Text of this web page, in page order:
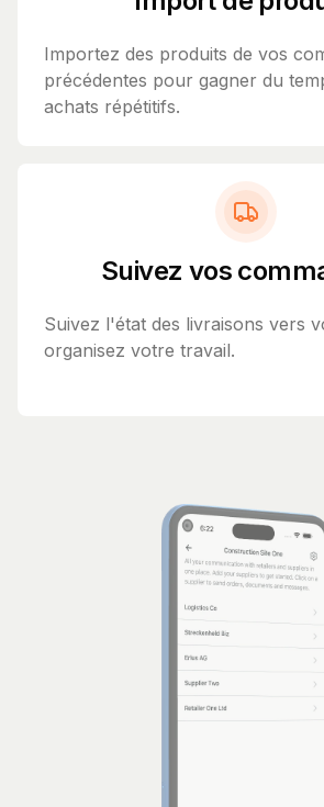
Importez des produits de vos
précédentes pour gagner du
achats répétitifs.
Suivez vos
Suivez l'état des livraisons vers
organisez votre travail.